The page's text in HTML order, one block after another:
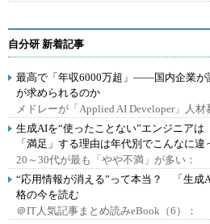
自分研 新着記事
最高で「年収6000万超」――国内企業
が求められるのか
メドレーが「Applied AI Developer」人材
生成AIを“使ったことない”エンジニア
「満足」する理由は年代別でこんなに違
20～30代が最も「やや不満」が多い：
“応用情報が消える”って本当？ 「生
格の今を読む
＠IT人気記事まとめ読みeBook（6）：